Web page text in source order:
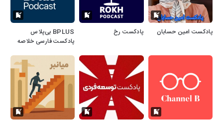
پادکست امین حسابان پادکست رخ
‌BPLUS بی‌پلاس
پادکست فارسی خلاصه